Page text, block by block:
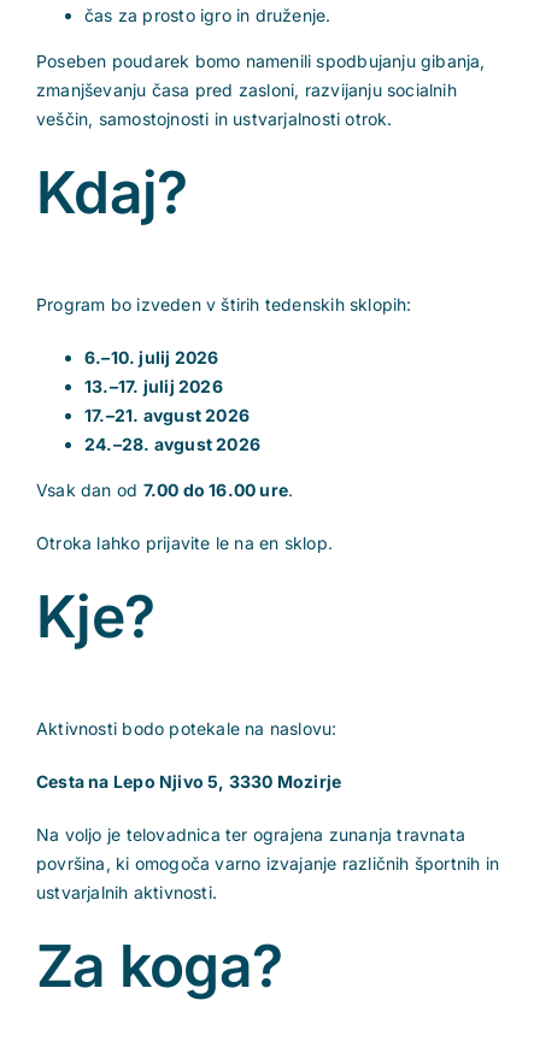
čas za prosto igro in druženje.
Poseben poudarek bomo namenili spodbujanju gibanja,
zmanjševanju časa pred zasloni, razvijanju socialnih
veščin, samostojnosti in ustvarjalnosti otrok.
Kdaj?
Program bo izveden v štirih tedenskih sklopih:
6.–10. julij 2026
13.–17. julij 2026
17.–21. avgust 2026
24.–28. avgust 2026
Vsak dan od 7.00 do 16.00 ure.
Otroka lahko prijavite le na en sklop.
Kje?
Aktivnosti bodo potekale na naslovu:
Cesta na Lepo Njivo 5, 3330 Mozirje
Na voljo je telovadnica ter ograjena zunanja travnata
površina, ki omogoča varno izvajanje različnih športnih in
ustvarjalnih aktivnosti.
Za koga?